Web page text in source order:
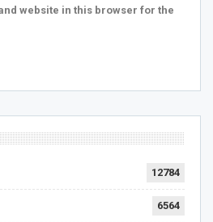
website in this browser for the
12784
6564